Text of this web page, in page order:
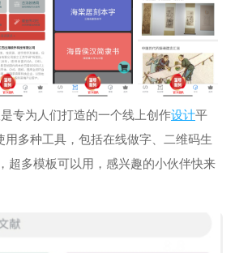
专为人们打造的一个线上创作设计平
用多种工具，包括在线做字、二维码生
超多模板可以用，感兴趣的小伙伴快来